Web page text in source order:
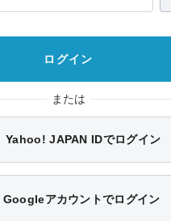
または
Yahoo! JAPAN IDでログイン
Googleアカウントでログイン